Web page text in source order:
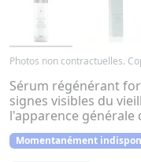
Photos non contractuelles.
Sérum régénérant
signes visibles du
l'apparence générale
Momentanément